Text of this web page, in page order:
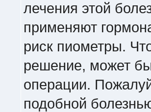
лечения этой
применяют
риск пиометры.
решение, может
операции.
подобной